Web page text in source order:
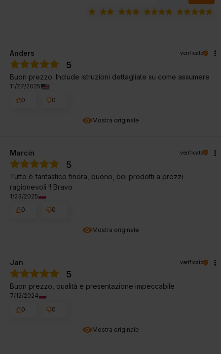
Mostra originale
Anders verificato
5
Buon prezzo. Include istruzioni dettagliate su come assumere
11/27/2025
0
0
Mostra originale
Marcin verificato
5
Tutto è fantastico finora, buono, bei prodotti a prezzi
ragionevoli !! Bravo
1/23/2025
0
0
Mostra originale
Jan verificato
5
Buon prezzo, qualità e presentazione impeccabile
7/12/2024
0
0